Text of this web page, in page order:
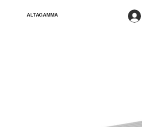
ALTAGAMMA